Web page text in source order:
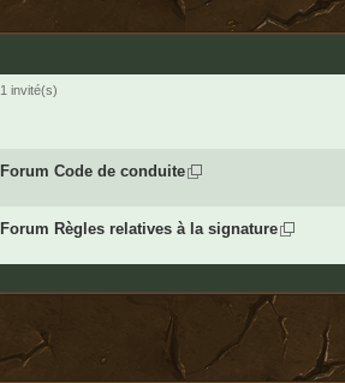
1 invité(s)
Forum Code de conduite
Forum Règles relatives à la signature